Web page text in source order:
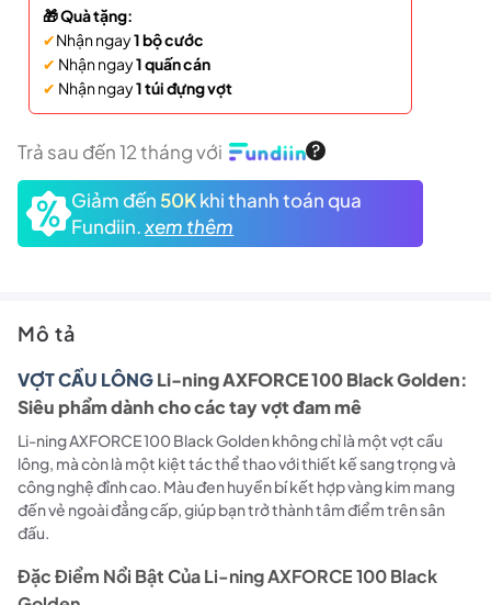
🎁 Quà tặng:
✔Nhận ngay1 bộ cước
✔ Nhận ngay1 quấn cán
✔ Nhận ngay1 túi đựng vợt
Trả sau đến 12 tháng với
Giảm đến 50Kkhi thanh toán qua
Fundiin.xem thêm
Mô tả
VỢT CẦU LÔNGLi-ning AXFORCE 100 Black Golden:
Siêu phẩm dành cho các tay vợt đam mê
Li-ning AXFORCE 100 Black Golden không chỉ là một vợt cầu
lông, mà còn là một kiệt tác thể thao với thiết kế sang trọng và
công nghệ đỉnh cao. Màu đen huyền bí kết hợp vàng kim mang
đến vẻ ngoài đẳng cấp, giúp bạn trở thành tâm điểm trên sân
đấu.
Đặc Điểm Nổi Bật Của Li-ning AXFORCE 100 Black